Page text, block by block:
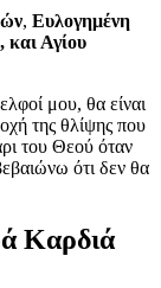
, Ευλογημένη
Αγίου
μου, θα είναι
της θλίψης που
του Θεού όταν
ότι δεν θα
Καρδιά